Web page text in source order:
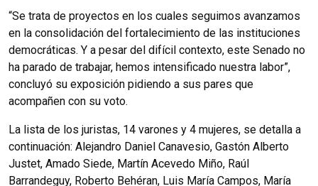
“Se trata de proyectos en los cuales seguimos avanzamos
en la consolidación del fortalecimiento de las instituciones
democráticas. Y a pesar del difícil contexto, este Senado no
ha parado de trabajar, hemos intensificado nuestra labor”,
concluyó su exposición pidiendo a sus pares que
acompañen con su voto.
La lista de los juristas, 14 varones y 4 mujeres, se detalla a
continuación: Alejandro Daniel Canavesio, Gastón Alberto
Justet, Amado Siede, Martín Acevedo Miño, Raúl
Barrandeguy, Roberto Behéran, Luis María Campos, María